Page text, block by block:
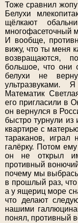
Тоже сравнил
Белухи
щёлкают
многофасеточный
И вообще,
вижу, что ты меня
возвращаются,
большое, что они
белухи не
ультразвуками.
Математик
его пригласили в
он вернулся в
быстро турнули из
квартире с
тараканов,
галёрку. Потом
он не открыл им
противный
почему мы
в прошлый раз, что
а у ящериц море
что делают
нашими
понял, противный